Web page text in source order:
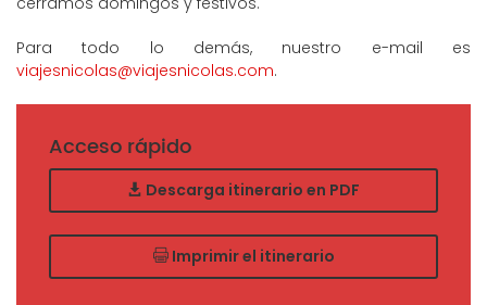
Para todo lo demás, nuestro e-mail es
viajesnicolas@viajesnicolas.com.
Acceso rápido
Descarga itinerario en PDF
Imprimir el itinerario